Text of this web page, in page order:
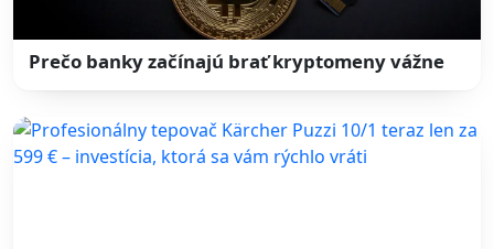
Prečo banky začínajú brať kryptomeny vážne